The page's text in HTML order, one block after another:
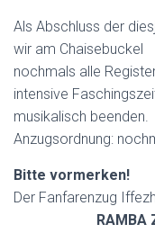
Als Abschluss der
wir am Chaisebuckel
nochmals alle
intensive
musikalisch beenden.
Anzugsordnung:
Bitte vormerken!
Der Fanfarenzug
RAMBA